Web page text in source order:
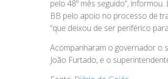
pelo 48º mês seguido”,
BB pelo apoio no processo de
“que deixou de ser periférico
Acompanharam o governador o
João Furtado, e o